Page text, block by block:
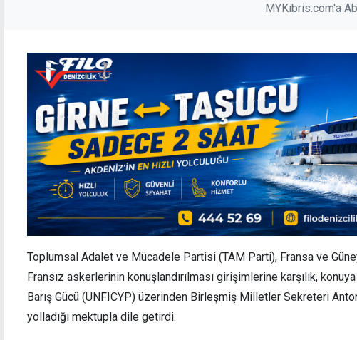
MYKibris.com'a
Toplumsal Adalet ve Mücadele Partisi (TAM Parti), Fransa ve
Fransız askerlerinin konuşlandırılması girişimlerine karşılık,
Barış Gücü (UNFICYP) üzerinden Birleşmiş Milletler Sekreteri
yolladığı mektupla dile getirdi.